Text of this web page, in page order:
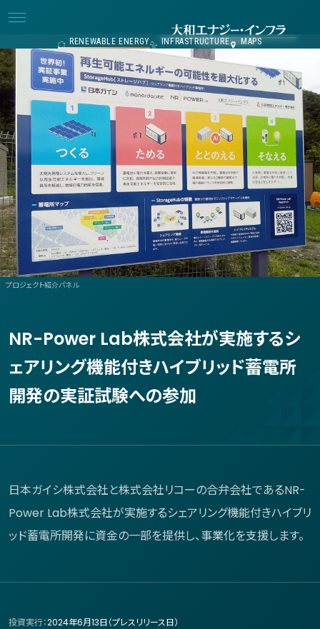
RENEWABLE ENERGY INFRASTRUCTURE MAPS
プロジェクト紹介パネル
NR-Power Lab株式会社が実施するシ
ェアリング機能付きハイブリッド蓄電所
開発の実証試験への参加
投資実行：2024年6月13日（プレスリリース日）
日本ガイシ株式会社と株式会社リコーの合弁会社であるNR-
Power Lab株式会社が実施するシェアリング機能付きハイブリ
ッド蓄電所開発に資金の一部を提供し、事業化を支援します。